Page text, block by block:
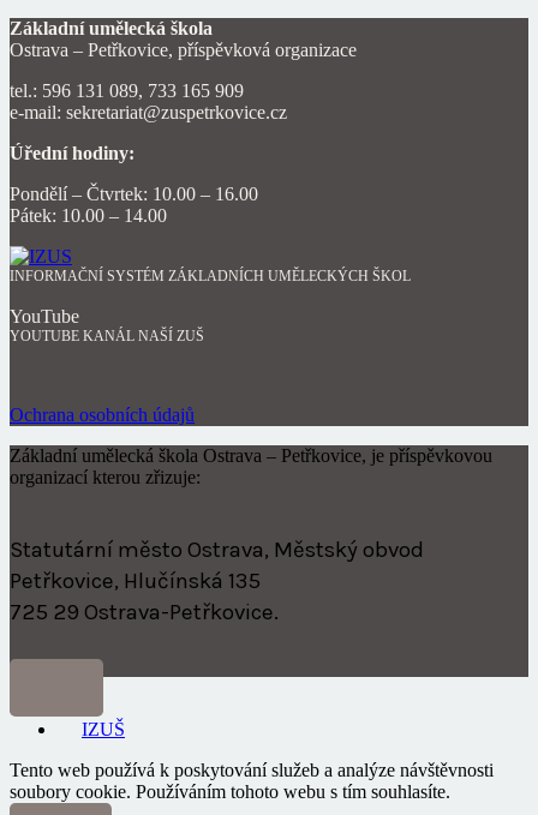
Základní umělecká škola
Ostrava – Petřkovice, příspěvková organizace
tel.: 596 131 089, 733 165 909
e-mail: sekretariat@zuspetrkovice.cz
Úřední hodiny:
Pondělí – Čtvrtek: 10.00 – 16.00
Pátek: 10.00 – 14.00
INFORMAČNÍ SYSTÉM ZÁKLADNÍCH UMĚLECKÝCH ŠKOL
YouTube
YOUTUBE KANÁL NAŠÍ ZUŠ
Ochrana osobních údajů
Základní umělecká škola Ostrava – Petřkovice, je příspěvkovou
organizací kterou zřizuje:
Statutární město Ostrava, Městský obvod
Petřkovice, Hlučínská 135
725 29 Ostrava-Petřkovice.
IZUŠ
Tento web používá k poskytování služeb a analýze návštěvnosti
soubory cookie. Používáním tohoto webu s tím souhlasíte.